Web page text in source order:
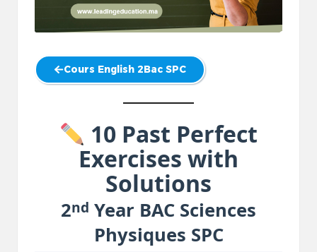
Cours English 2Bac SPC
10 Past Perfect
Exercises with
Solutions
2nd Year BAC Sciences
Physiques SPC